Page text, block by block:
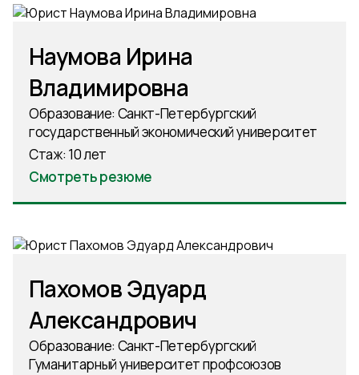
Наумова Ирина
Владимировна
Образование: Санкт-Петербургский
государственный экономический университет
Стаж: 10 лет
Смотреть резюме
Пахомов Эдуард
Александрович
Образование: Санкт-Петербургский
Гуманитарный университет профсоюзов